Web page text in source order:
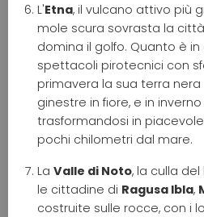
L'Etna, il vulcano attivo più
mole scura sovrasta la
domina il golfo. Quanto è
spettacoli pirotecnici con
primavera la sua terra
ginestre in fiore, e in
trasformandosi in
pochi chilometri dal mare.
La Valle di Noto, la culla
le cittadine di Ragusa Ibla,
costruite sulle rocce, con i